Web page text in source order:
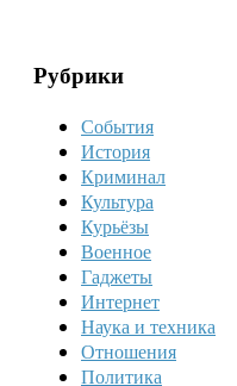
Рубрики
События
История
Криминал
Культура
Курьёзы
Военное
Гаджеты
Интернет
Наука и техника
Отношения
Политика